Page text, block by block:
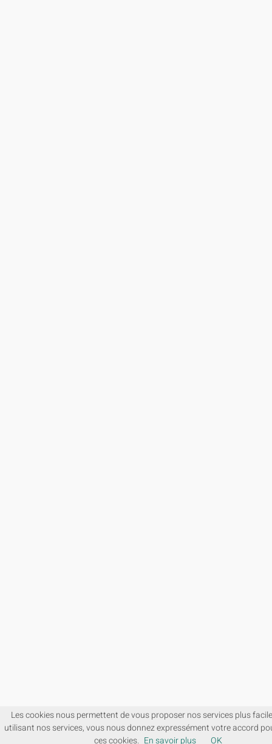
Les cookies nous permettent de vous proposer nos services plus
utilisant nos services, vous nous donnez expressément votre accord
ces cookies. En savoir plus OK